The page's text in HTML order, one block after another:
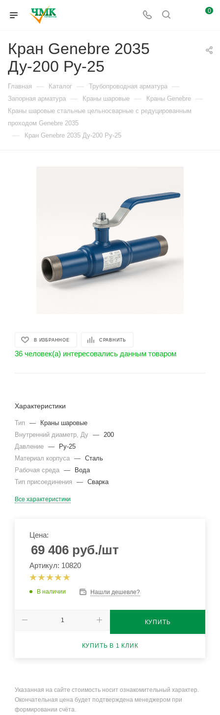
0
Кран Genebre 2035
Ду-200 Ру-25
Главная — Каталог — Трубопроводная арматура —
Запорная арматура — Краны шаровые — Краны Genebre —
Краны шаровые стальные цельносварные с редуцированным
проходом Genebre 2035
— Кран Genebre 2035 Ду-200 Ру-25
В ИЗБРАННОЕ СРАВНИТЬ
36 человек(а) интересовались данным товаром
Характеристики
Тип —
Краны шаровые
Внутренний диаметр, Ду — 200
Давление —
Ру-25
Материал корпуса — Сталь
Рабочая среда —
Вода
Тип присоединения
— Сварка
Все характеристики
Цена:
69 406 руб./шт
Артикул: 10820
В наличии Нашли дешевле?
КУПИТЬ
КУПИТЬ В 1 КЛИК
Указанная на сайте стоимость носит ознакомительный характер.
Окончательная цена будет подтверждена менеджером при
формировании счёта.